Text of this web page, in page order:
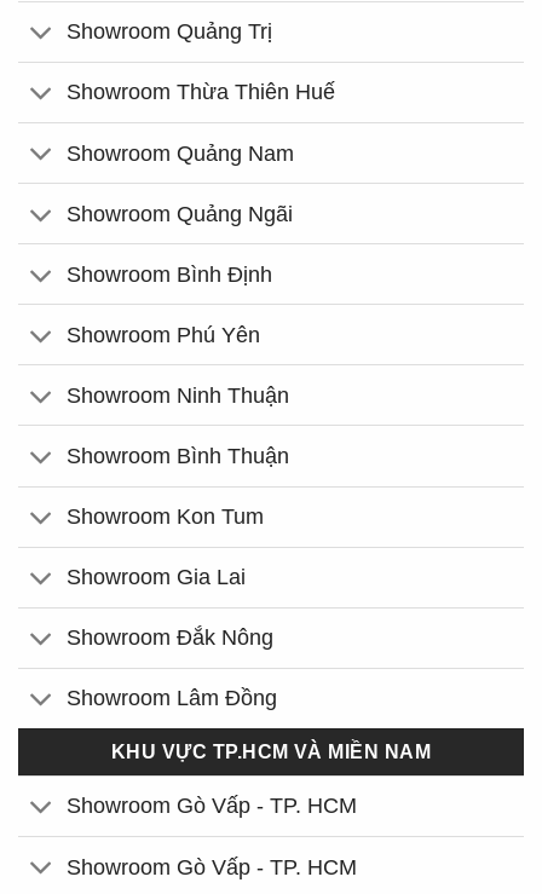
Showroom Quảng Trị
Showroom Thừa Thiên Huế
Showroom Quảng Nam
Showroom Quảng Ngãi
Showroom Bình Định
Showroom Phú Yên
Showroom Ninh Thuận
Showroom Bình Thuận
Showroom Kon Tum
Showroom Gia Lai
Showroom Đắk Nông
Showroom Lâm Đồng
KHU VỰC TP.HCM VÀ MIỀN NAM
Showroom Gò Vấp - TP. HCM
Showroom Gò Vấp - TP. HCM